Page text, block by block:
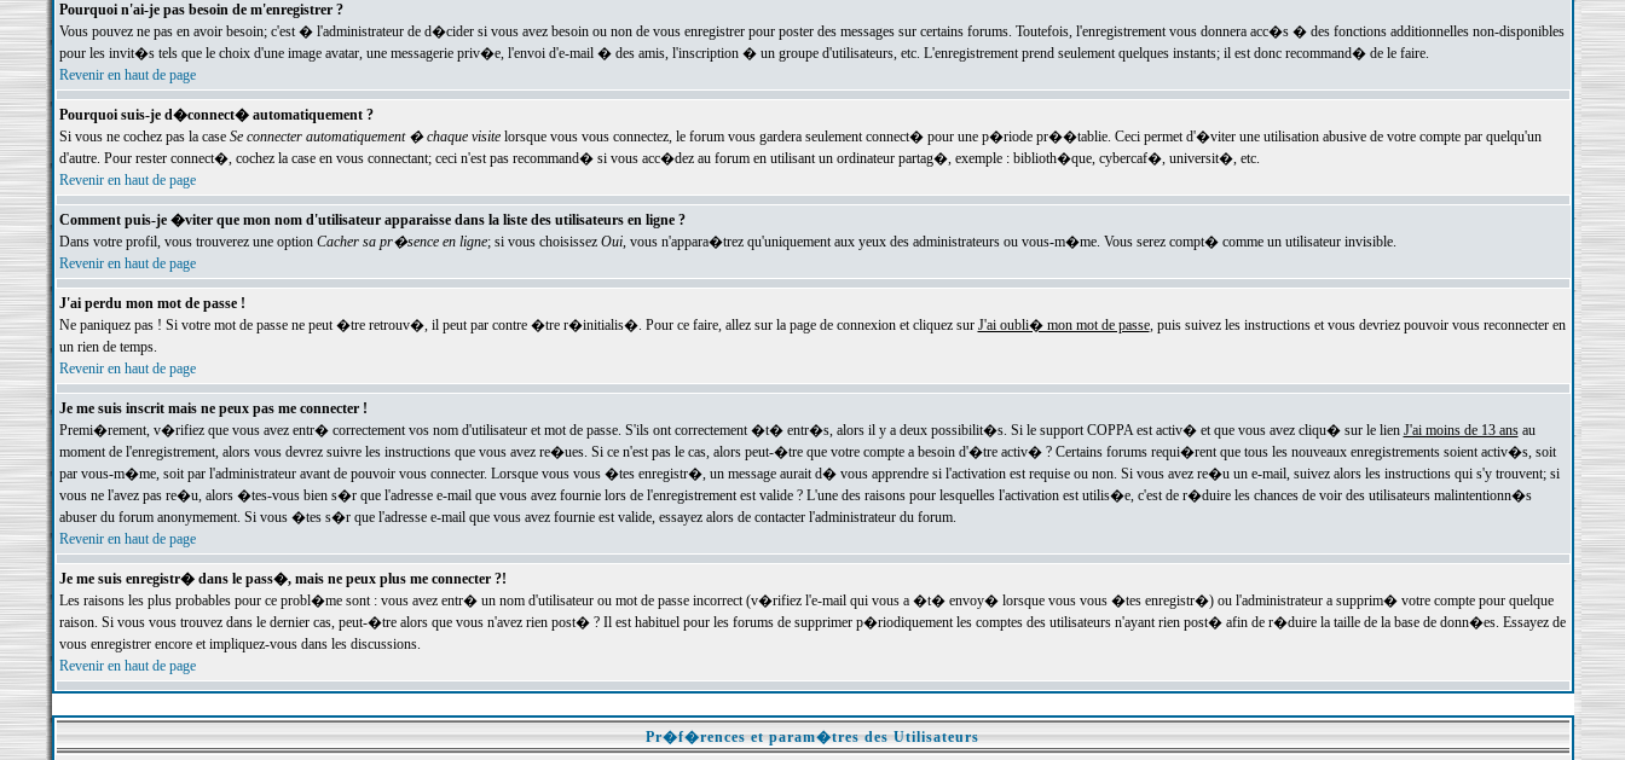
Pourquoi n'ai-je pas besoin de m'enregistrer ?
Vous pouvez ne pas en avoir besoin; c'est � l'administrateur de d�cider si vous avez besoin ou non de vous enregistrer pour poster des messages sur certains forums. Toutefois, l'enregistrement vous donnera acc�s � des fonctions additionnelles non-disponibles
pour les invit�s tels que le choix d'une image avatar, une messagerie priv�e, l'envoi d'e-mail � des amis, l'inscription � un groupe d'utilisateurs, etc. L'enregistrement prend seulement quelques instants; il est donc recommand� de le faire.
Revenir en haut de page
Pourquoi suis-je d�connect� automatiquement ?
Si vous ne cochez pas la case Se connecter automatiquement � chaque visitelorsque vous vous connectez, le forum vous gardera seulement connect� pour une p�riode pr��tablie. Ceci permet d'�viter une utilisation abusive de votre compte par quelqu'un
d'autre. Pour rester connect�, cochez la case en vous connectant; ceci n'est pas recommand� si vous acc�dez au forum en utilisant un ordinateur partag�, exemple : biblioth�que, cybercaf�, universit�, etc.
Revenir en haut de page
Comment puis-je �viter que mon nom d'utilisateur apparaisse dans la liste des utilisateurs en ligne ?
Dans votre profil, vous trouverez une option Cacher sa pr�sence en ligne; si vous choisissez Oui, vous n'appara�trez qu'uniquement aux yeux des administrateurs ou vous-m�me. Vous serez compt� comme un utilisateur invisible.
Revenir en haut de page
J'ai perdu mon mot de passe !
Ne paniquez pas ! Si votre mot de passe ne peut �tre retrouv�, il peut par contre �tre r�initialis�. Pour ce faire, allez sur la page de connexion et cliquez sur J'ai oubli� mon mot de passe, puis suivez les instructions et vous devriez pouvoir vous reconnecter en
un rien de temps.
Revenir en haut de page
Je me suis inscrit mais ne peux pas me connecter !
Premi�rement, v�rifiez que vous avez entr� correctement vos nom d'utilisateur et mot de passe. S'ils ont correctement �t� entr�s, alors il y a deux possibilit�s. Si le support COPPA est activ� et que vous avez cliqu� sur le lien J'ai moins de 13 ansau
moment de l'enregistrement, alors vous devrez suivre les instructions que vous avez re�ues. Si ce n'est pas le cas, alors peut-�tre que votre compte a besoin d'�tre activ� ? Certains forums requi�rent que tous les nouveaux enregistrements soient activ�s, soit
par vous-m�me, soit par l'administrateur avant de pouvoir vous connecter. Lorsque vous vous �tes enregistr�, un message aurait d� vous apprendre si l'activation est requise ou non. Si vous avez re�u un e-mail, suivez alors les instructions qui s'y trouvent; si
vous ne l'avez pas re�u, alors �tes-vous bien s�r que l'adresse e-mail que vous avez fournie lors de l'enregistrement est valide ? L'une des raisons pour lesquelles l'activation est utilis�e, c'est de r�duire les chances de voir des utilisateurs malintentionn�s
abuser du forum anonymement. Si vous �tes s�r que l'adresse e-mail que vous avez fournie est valide, essayez alors de contacter l'administrateur du forum.
Revenir en haut de page
Je me suis enregistr� dans le pass�, mais ne peux plus me connecter ?!
Les raisons les plus probables pour ce probl�me sont : vous avez entr� un nom d'utilisateur ou mot de passe incorrect (v�rifiez l'e-mail qui vous a �t� envoy� lorsque vous vous �tes enregistr�) ou l'administrateur a supprim� votre compte pour quelque
raison. Si vous vous trouvez dans le dernier cas, peut-�tre alors que vous n'avez rien post� ? Il est habituel pour les forums de supprimer p�riodiquement les comptes des utilisateurs n'ayant rien post� afin de r�duire la taille de la base de donn�es. Essayez de
vous enregistrer encore et impliquez-vous dans les discussions.
Revenir en haut de page
Pr�f�rences et param�tres des Utilisateurs